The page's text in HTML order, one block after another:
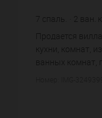
7 спаль. 2 ван.
Продается
кухни, комнат,
ванных комнат,